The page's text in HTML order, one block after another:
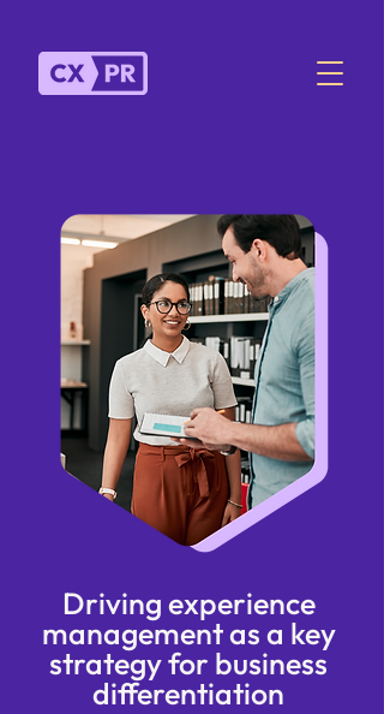
Driving experience
management as a key
strategy for business
differentiation